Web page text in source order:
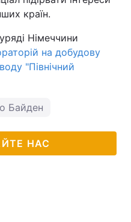
країн.
Німеччини
на добудову
"Північний
Байден
НАС